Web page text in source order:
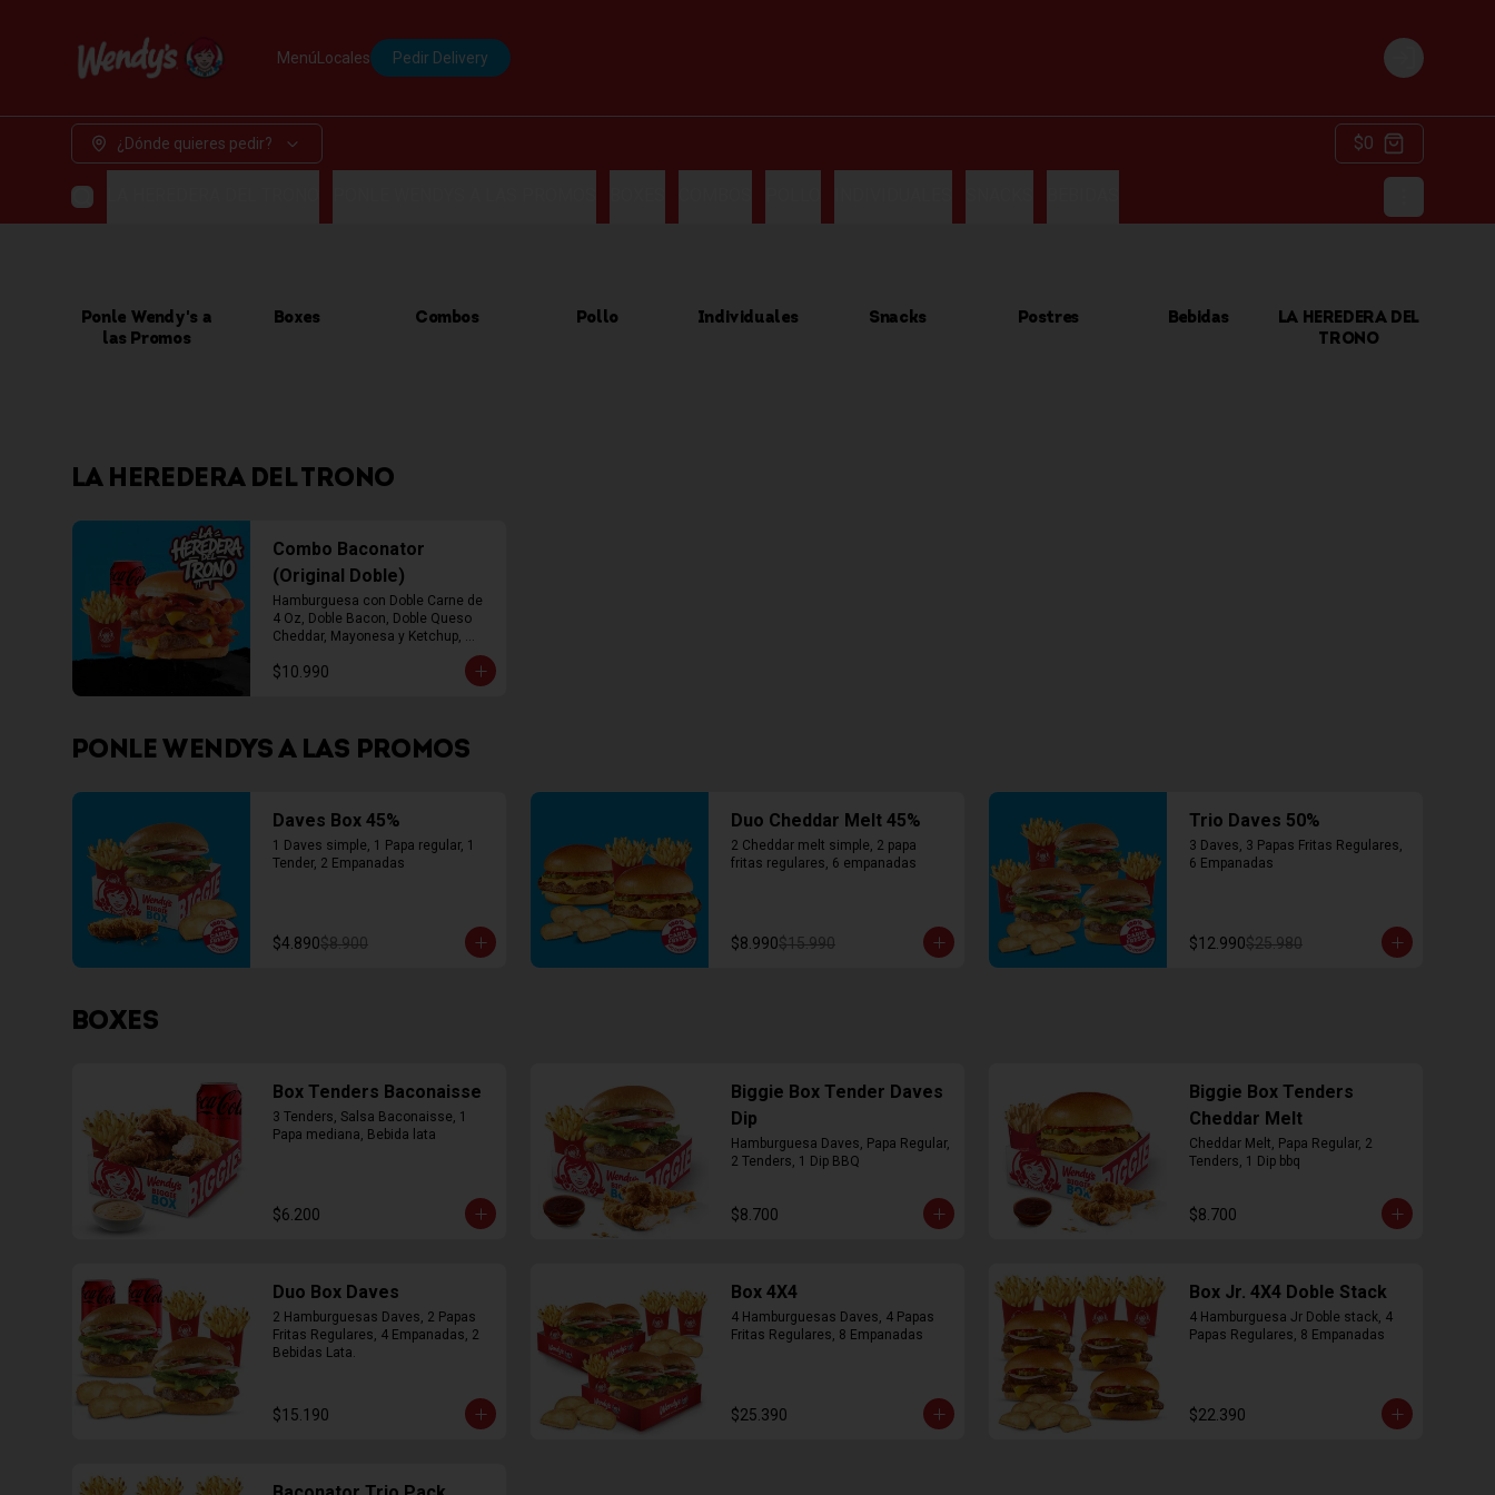
Menú Locales Pedir Delivery
Login
¿Dónde quieres pedir? $0
Ponle Wendy's a
las Promos
Boxes Combos Pollo Individuales Snacks Postres Bebidas
LA HEREDERA DEL
TRONO
LA HEREDERA DEL TRONO
Combo Baconator
(Original Doble)
Hamburguesa con Doble Carne de
4 Oz, Doble Bacon, Doble Queso
Cheddar, Mayonesa y Ketchup,
Papas Fritas Mediana, Bebida Lata
$10.990
PONLE WENDYS A LAS PROMOS
Daves Box 45%
1 Daves simple, 1 Papa regular, 1
Tender, 2 Empanadas
$4.890$8.900
Duo Cheddar Melt 45%
2 Cheddar melt simple, 2 papa
fritas regulares, 6 empanadas
$8.990$15.990
Trio Daves 50%
3 Daves, 3 Papas Fritas Regulares,
6 Empanadas
$12.990$25.980
BOXES
Box Tenders Baconaisse
3 Tenders, Salsa Baconaisse, 1
Papa mediana, Bebida lata
$6.200
Biggie Box Tender Daves
Dip
Hamburguesa Daves, Papa Regular,
2 Tenders, 1 Dip BBQ
$8.700
Biggie Box Tenders
Cheddar Melt
Cheddar Melt, Papa Regular, 2
Tenders, 1 Dip bbq
$8.700
Duo Box Daves
2 Hamburguesas Daves, 2 Papas
Fritas Regulares, 4 Empanadas, 2
Bebidas Lata.
$15.190
Box 4X4
4 Hamburguesas Daves, 4 Papas
Fritas Regulares, 8 Empanadas
$25.390
Box Jr. 4X4 Doble Stack
4 Hamburguesa Jr Doble stack, 4
Papas Regulares, 8 Empanadas
$22.390